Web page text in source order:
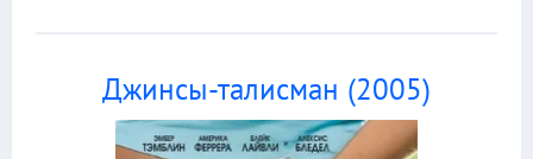
Джинсы-талисман (2005)